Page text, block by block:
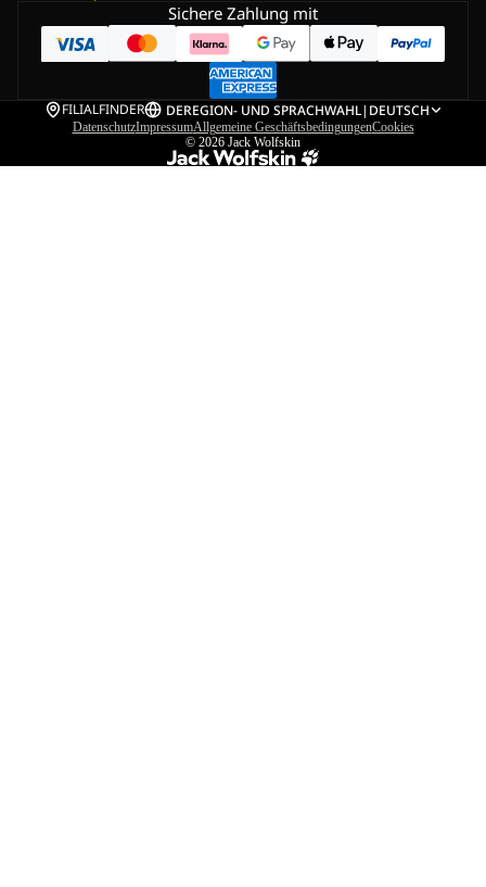
Sichere Zahlung mit
FILIALFINDER DEREGION- UND SPRACHWAHL| DEUTSCH
DatenschutzImpressumAllgemeine GeschäftsbedingungenCookies
© 2026 Jack Wolfskin